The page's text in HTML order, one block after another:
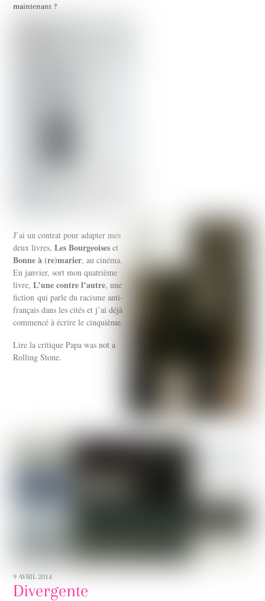
maintenant ?
J’ai un contrat pour adapter mes
deux livres,Les Bourgeoiseset
Bonne à (re)marier, au cinéma.
En janvier, sort mon quatrième
livre,L’une contre l’autre, une
fiction qui parle du racisme anti-
français dans les cités et j’ai déjà
commencé à écrire le cinquième.
Lire la critique Papa was not a
Rolling Stone.
9 AVRIL 2014
Divergente